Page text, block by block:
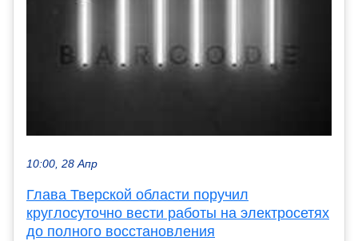
10:00, 28 Апр
Глава Тверской области поручил
круглосуточно вести работы на электросетях
до полного восстановления